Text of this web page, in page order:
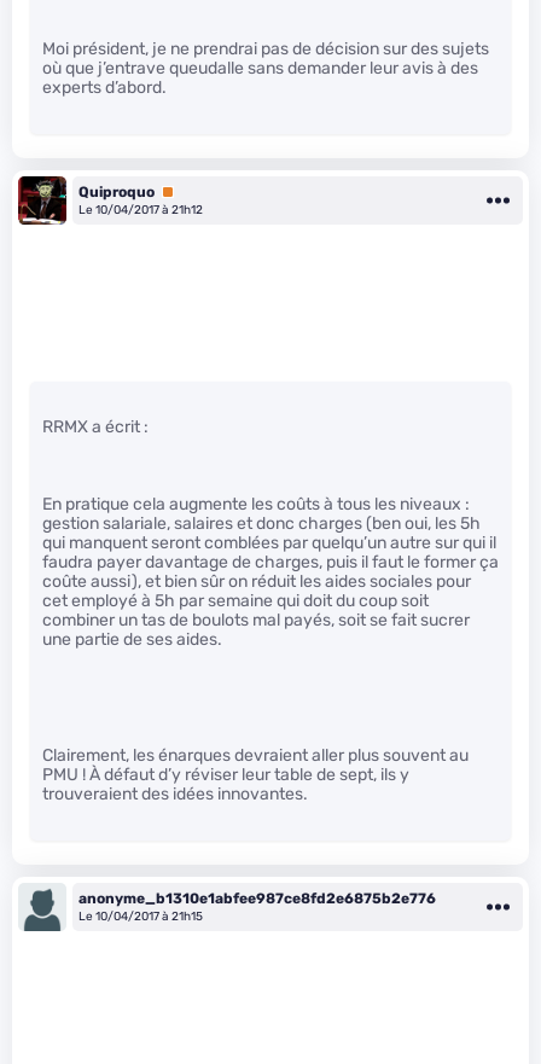
Moi président, je ne prendrai pas de décision sur des sujets
où que j’entrave queudalle sans demander leur avis à des
experts d’abord.
Quiproquo Premium
Le 10/04/2017 à 21h12
RRMX a écrit :
En pratique cela augmente les coûts à tous les niveaux :
gestion salariale, salaires et donc charges (ben oui, les 5h
qui manquent seront comblées par quelqu’un autre sur qui il
faudra payer davantage de charges, puis il faut le former ça
coûte aussi), et bien sûr on réduit les aides sociales pour
cet employé à 5h par semaine qui doit du coup soit
combiner un tas de boulots mal payés, soit se fait sucrer
une partie de ses aides.
Clairement, les énarques devraient aller plus souvent au
PMU ! À défaut d’y réviser leur table de sept, ils y
trouveraient des idées innovantes.
anonyme_b1310e1abfee987ce8fd2e6875b2e776
Le 10/04/2017 à 21h15